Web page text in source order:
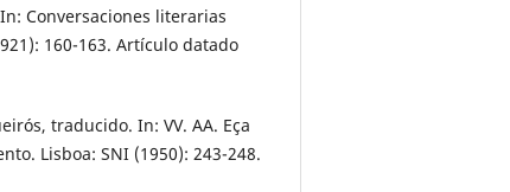
Conversaciones literarias
160-163. Artículo datado
traducido. In: VV. AA. Eça
Lisboa: SNI (1950): 243-248.